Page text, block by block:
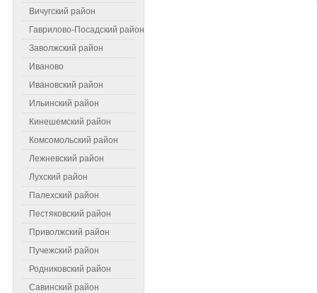
Вичугский район
Гаврилово-Посадский район
Заволжский район
Иваново
Ивановский район
Ильинский район
Кинешемский район
Комсомольский район
Лежневский район
Лухский район
Палехский район
Пестяковский район
Приволжский район
Пучежский район
Родниковский район
Савинский район
Самое читаемое